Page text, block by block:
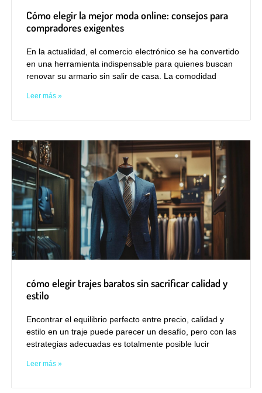
Cómo elegir la mejor moda online: consejos para
compradores exigentes
En la actualidad, el comercio electrónico se ha convertido
en una herramienta indispensable para quienes buscan
renovar su armario sin salir de casa. La comodidad
Leer más »
cómo elegir trajes baratos sin sacrificar calidad y
estilo
Encontrar el equilibrio perfecto entre precio, calidad y
estilo en un traje puede parecer un desafío, pero con las
estrategias adecuadas es totalmente posible lucir
Leer más »